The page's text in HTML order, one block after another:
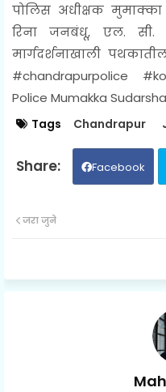
पोलिस अधीक्षक
रिना जनबंधू, एल. सी.
मार्गदर्शनाखाली
#chandrapurpolice
Police Mumakka
Tags Chandrapur
Facebook
जरा जुने